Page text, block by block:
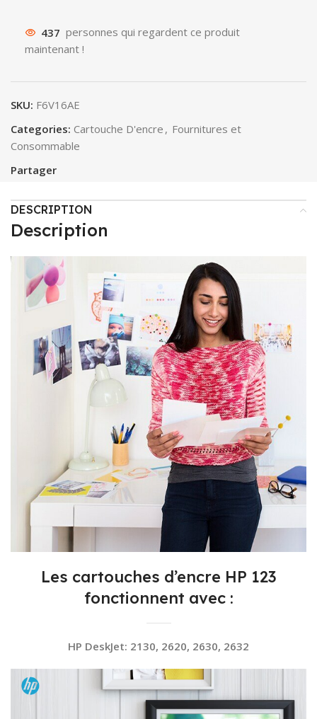
437 personnes qui regardent ce produit
maintenant !
SKU: F6V16AE
Categories: Cartouche D'encre , Fournitures et
Consommable
Partager
DESCRIPTION
Description
Les cartouches d’encre HP 123
fonctionnent avec :
HP DeskJet: 2130, 2620, 2630, 2632